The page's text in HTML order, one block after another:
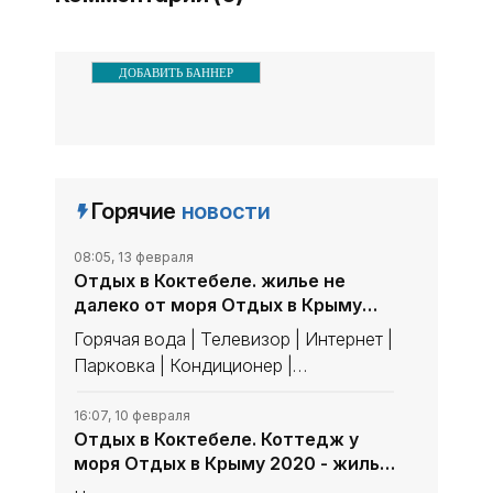
ДОБАВИТЬ БАННЕР
Горячие новости
08:05, 13 февраля
Отдых в Коктебеле. жилье не
далеко от моря Отдых в Крыму
2020 - жильё в Крыму без
посредников - «Отдых в
Коктебеле»
Горячая вода | Телевизор | Интернет |
Парковка | Кондиционер |
Мангал | Утюг | Беседка |
СейфСменить Галерею...
16:07, 10 февраля
Отдых в Коктебеле. Коттедж у
моря Отдых в Крыму 2020 - жильё
в Крыму без посредников -